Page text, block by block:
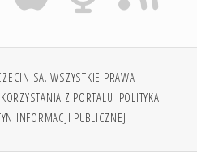
SA. WSZYSTKIE PRAWA
Z PORTALU POLITYKA
INFORMACJI PUBLICZNEJ